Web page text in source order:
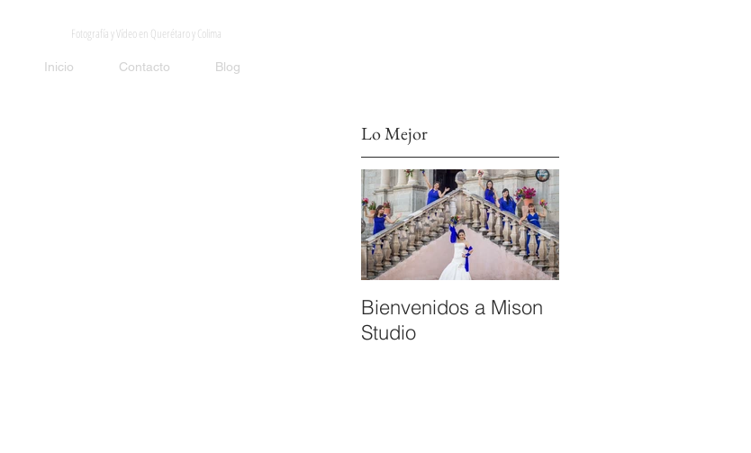
Fotografía y Vídeo en Querétaro y Colima
Inicio Contacto Blog
Lo Mejor
Bienvenidos a Mison
Studio